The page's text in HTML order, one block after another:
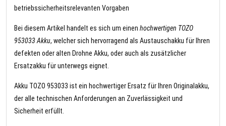
betriebssicherheitsrelevanten Vorgaben
Bei diesem Artikel handelt es sich um einen hochwertigen TOZO
953033 Akku, welcher sich hervorragend als Austauschakku für Ihren
defekten oder alten Drohne Akku, oder auch als zusätzlicher
Ersatzakku für unterwegs eignet.
Akku TOZO 953033 ist ein hochwertiger Ersatz für Ihren Originalakku,
der alle technischen Anforderungen an Zuverlässigkeit und
Sicherheit erfüllt.